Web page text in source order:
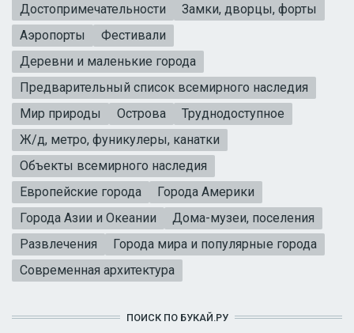
Достопримечательности
Замки, дворцы, форты
Аэропорты
Фестивали
Деревни и маленькие города
Предварительный список всемирного наследия
Мир природы
Острова
Труднодоступное
Ж/д, метро, фуникулеры, канатки
Объекты всемирного наследия
Европейские города
Города Америки
Города Азии и Океании
Дома-музеи, поселения
Развлечения
Города мира и популярные города
Современная архитектура
ПОИСК ПО БУКАЙ.РУ